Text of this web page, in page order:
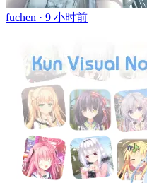
fuchen · 9 小时前